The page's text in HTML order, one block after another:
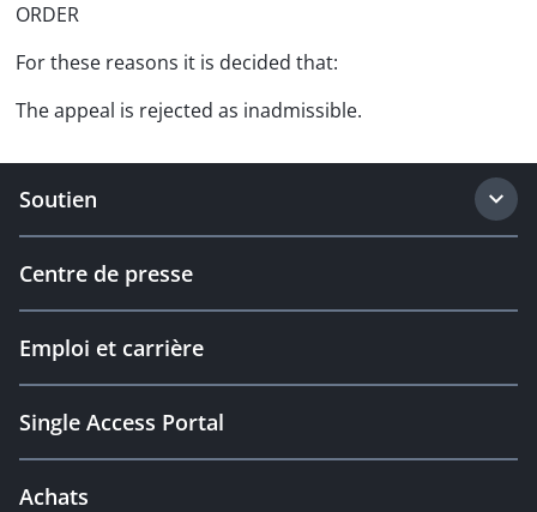
ORDER
For these reasons it is decided that:
The appeal is rejected as inadmissible.
Soutien
Centre de presse
Emploi et carrière
Single Access Portal
Achats